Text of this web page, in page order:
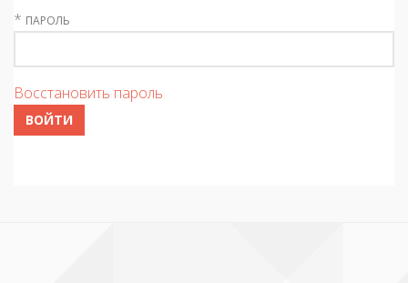
* ПАРОЛЬ
Восстановить пароль
ВОЙТИ